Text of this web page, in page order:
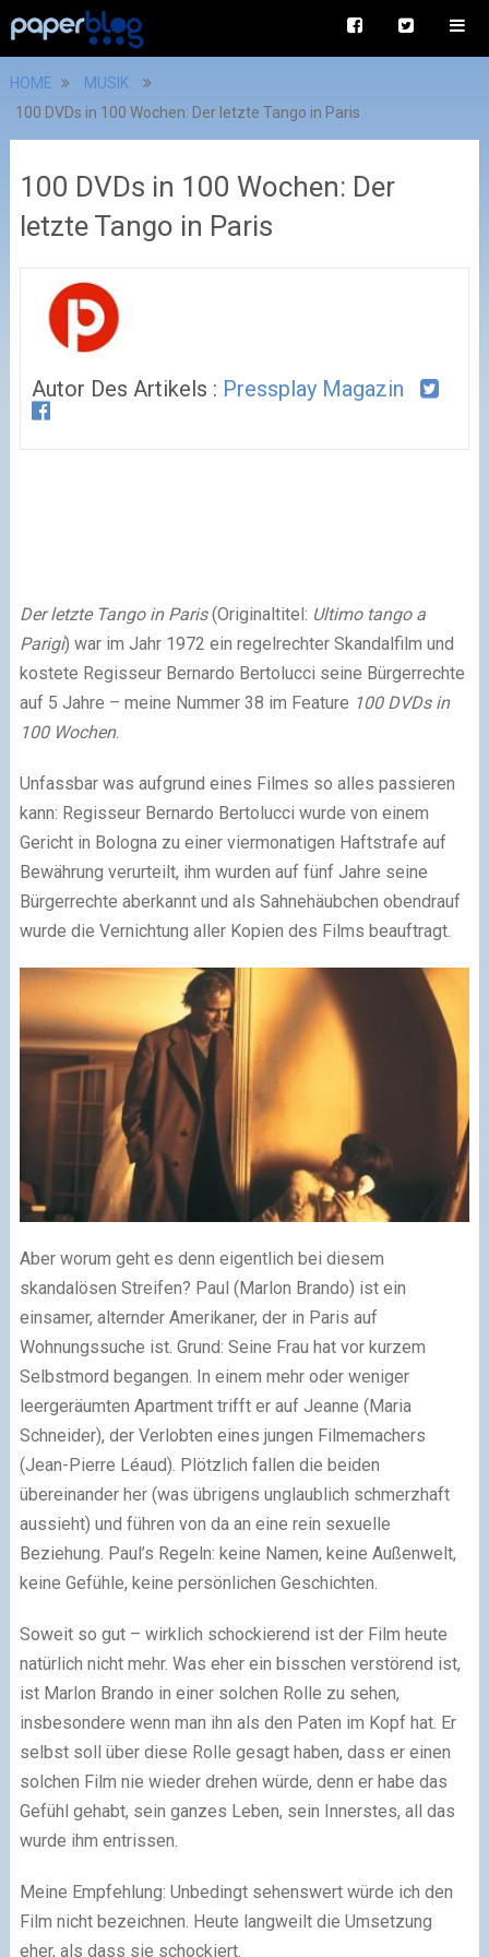
HOME
MUSIK
100 DVDs in 100 Wochen: Der letzte Tango in Paris
100 DVDs in 100 Wochen: Der
letzte Tango in Paris
Autor Des Artikels : Pressplay Magazin
Der letzte Tango in Paris(Originaltitel: Ultimo tango a
Parigi) war im Jahr 1972 ein regelrechter Skandalfilm und
kostete Regisseur Bernardo Bertolucci seine Bürgerrechte
auf 5 Jahre – meine Nummer 38 im Feature 100 DVDs in
100 Wochen.
Unfassbar was aufgrund eines Filmes so alles passieren
kann: Regisseur Bernardo Bertolucci wurde von einem
Gericht in Bologna zu einer viermonatigen Haftstrafe auf
Bewährung verurteilt, ihm wurden auf fünf Jahre seine
Bürgerrechte aberkannt und als Sahnehäubchen obendrauf
wurde die Vernichtung aller Kopien des Films beauftragt.
Aber worum geht es denn eigentlich bei diesem
skandalösen Streifen? Paul (Marlon Brando) ist ein
einsamer, alternder Amerikaner, der in Paris auf
Wohnungssuche ist. Grund: Seine Frau hat vor kurzem
Selbstmord begangen. In einem mehr oder weniger
leergeräumten Apartment trifft er auf Jeanne (Maria
Schneider), der Verlobten eines jungen Filmemachers
(Jean-Pierre Léaud). Plötzlich fallen die beiden
übereinander her (was übrigens unglaublich schmerzhaft
aussieht) und führen von da an eine rein sexuelle
Beziehung. Paul’s Regeln: keine Namen, keine Außenwelt,
keine Gefühle, keine persönlichen Geschichten.
Soweit so gut – wirklich schockierend ist der Film heute
natürlich nicht mehr. Was eher ein bisschen verstörend ist,
ist Marlon Brando in einer solchen Rolle zu sehen,
insbesondere wenn man ihn als den Paten im Kopf hat. Er
selbst soll über diese Rolle gesagt haben, dass er einen
solchen Film nie wieder drehen würde, denn er habe das
Gefühl gehabt, sein ganzes Leben, sein Innerstes, all das
wurde ihm entrissen.
Meine Empfehlung: Unbedingt sehenswert würde ich den
Film nicht bezeichnen. Heute langweilt die Umsetzung
eher, als dass sie schockiert.